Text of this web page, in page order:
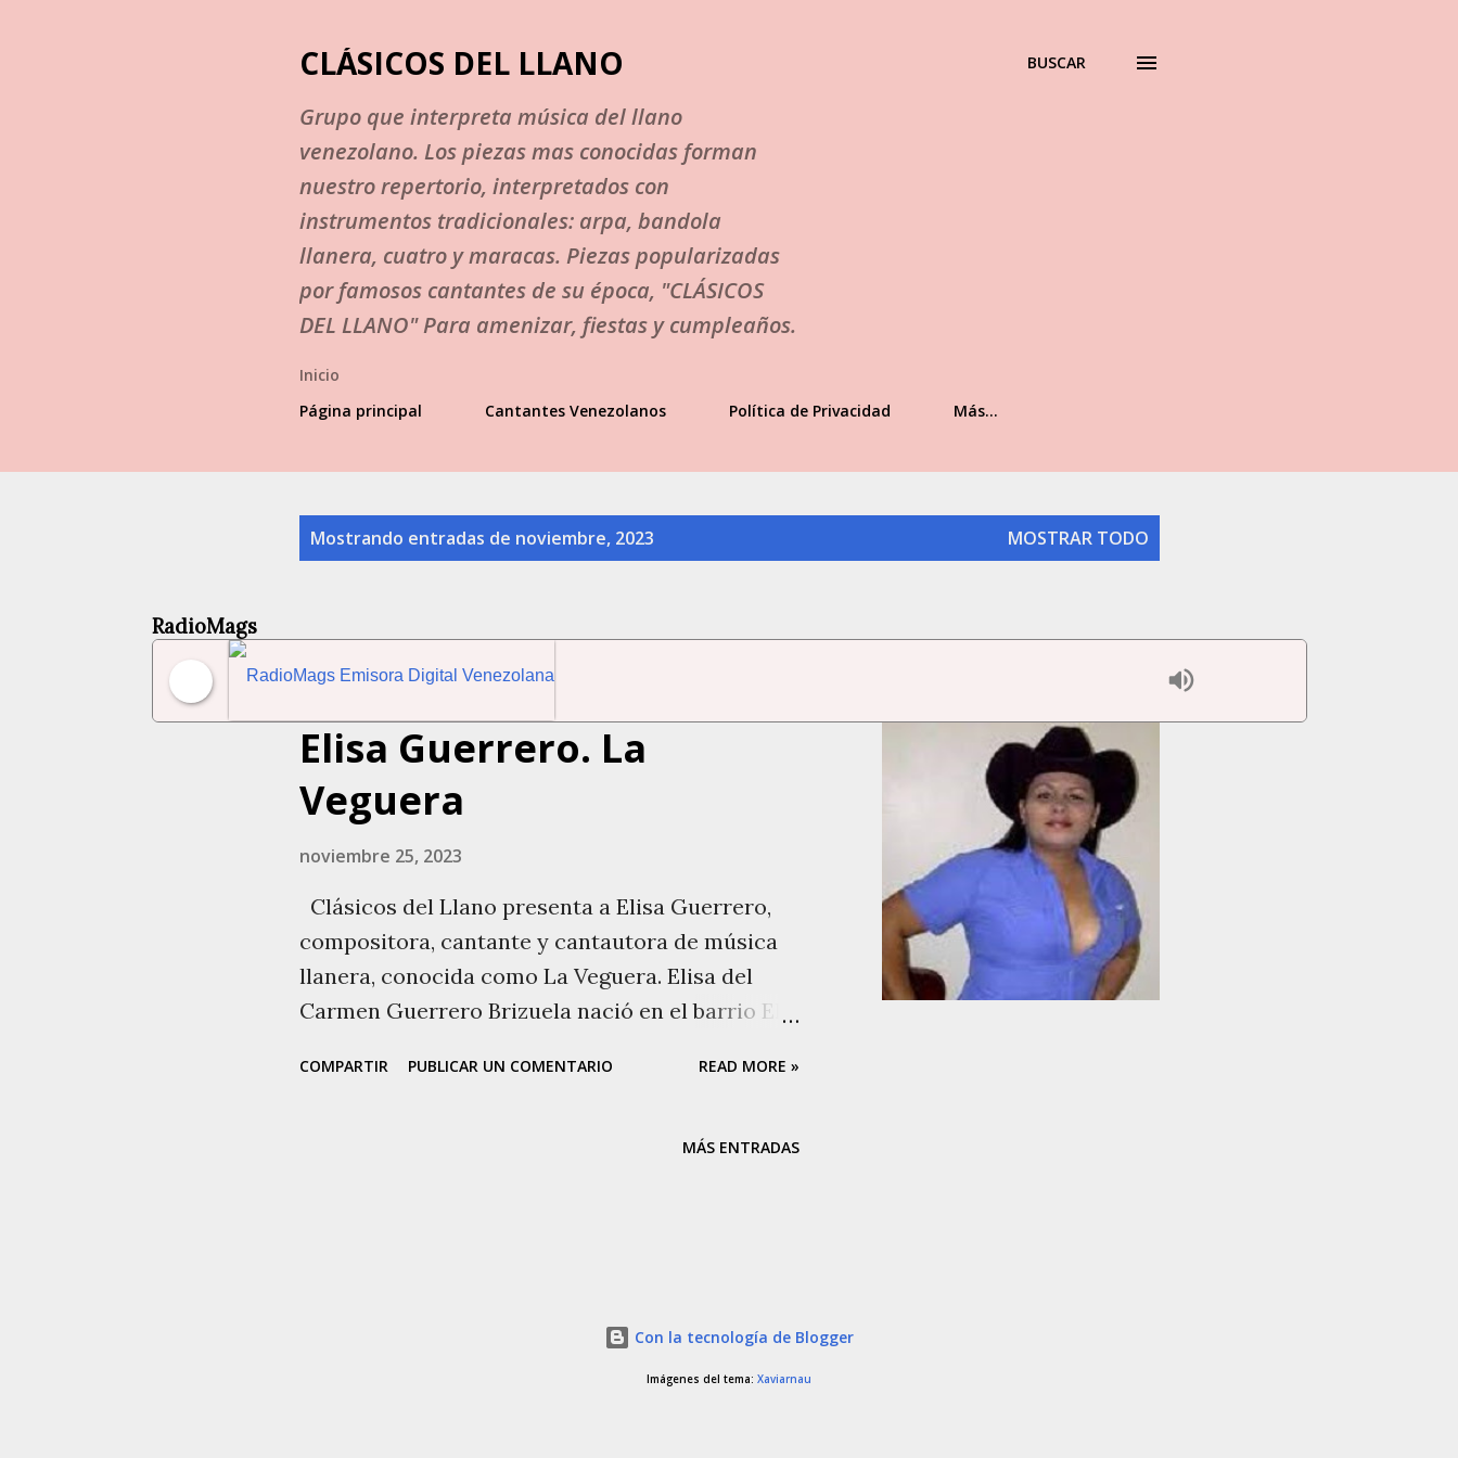
CLÁSICOS DEL LLANO
Grupo que interpreta música del llano
venezolano. Los piezas mas conocidas forman
nuestro repertorio, interpretados con
instrumentos tradicionales: arpa, bandola
llanera, cuatro y maracas. Piezas popularizadas
por famosos cantantes de su época, "CLÁSICOS
DEL LLANO" Para amenizar, fiestas y cumpleaños.
BUSCAR
Inicio
Página principal
Cantantes Venezolanos Política de Privacidad Más…
Mostrando entradas de noviembre, 2023 MOSTRAR TODO
RadioMags
RadioMags Emisora Digital Venezolana
Elisa Guerrero. La
Veguera
noviembre 25, 2023
Clásicos del Llano presenta a Elisa Guerrero,
compositora, cantante y cantautora de música
llanera, conocida como La Veguera. Elisa del
Carmen Guerrero Brizuela nació en el barrio El
Barinas, Venezuela, el 21 de septiembre de 1979.
estado Cojedes. Su padre fue Octaviano
al caserío Moniquero, en el municipio Pedraza.
Allí se dedicó a las labores del campo junto a su
familia. En 1996 comienza su incursión en el
COMPARTIR PUBLICAR UN COMENTARIO READ MORE »
MÁS ENTRADAS
Con la tecnología de Blogger
Imágenes del tema: Xaviarnau